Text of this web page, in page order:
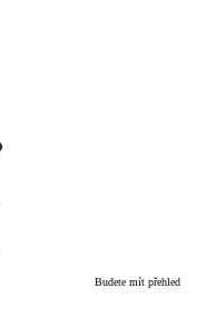
Budete mít přehled